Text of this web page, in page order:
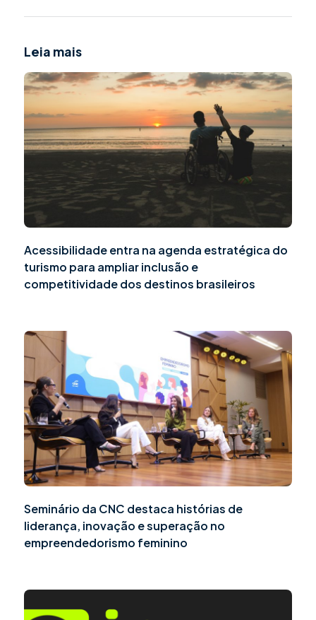
Leia mais
Acessibilidade entra na agenda estratégica do
turismo para ampliar inclusão e
competitividade dos destinos brasileiros
Seminário da CNC destaca histórias de
liderança, inovação e superação no
empreendedorismo feminino